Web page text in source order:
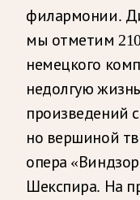
филармонии.
мы отметим
немецкого
недолгую
произведений
но вершиной
опера
Шекспира. На